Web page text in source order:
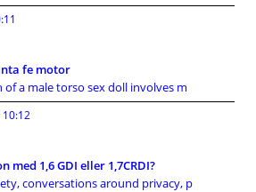
fe motor
a male torso sex doll involves m
10:12
med 1,6 GDI eller 1,7CRDI?
conversations around privacy, p